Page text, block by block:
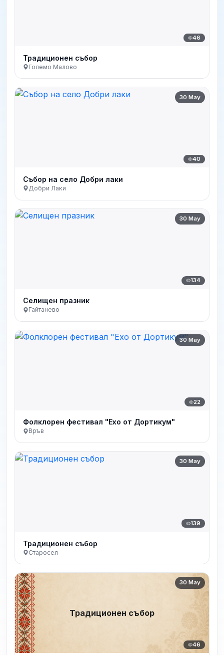
46
Традиционен събор
Големо Малово
30 May
40
Събор на село Добри лаки
Добри Лаки
30 May
134
Селищен празник
Гайтанево
30 May
22
Фолклорен фестивал "Ехо от Дортикум"
Връв
30 May
139
Традиционен събор
Старосел
Традиционен събор
30 May
46